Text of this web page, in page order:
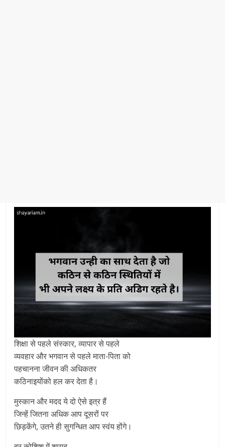
शिक्षा से पहले संस्कार, व्यापार से पहले
व्यवहार और भगवान से पहले माता-पिता को
पहचानना जीवन की अधिकतर
कठिनाइयोंको हल कर देता है।
मुस्कान और मदद ये दो ऐसे इत्र हैं
जिन्हें जितना अधिक आप दूसरों पर
छिड़केंगे, उतने ही सुगन्धित आप स्वंय होंगे।